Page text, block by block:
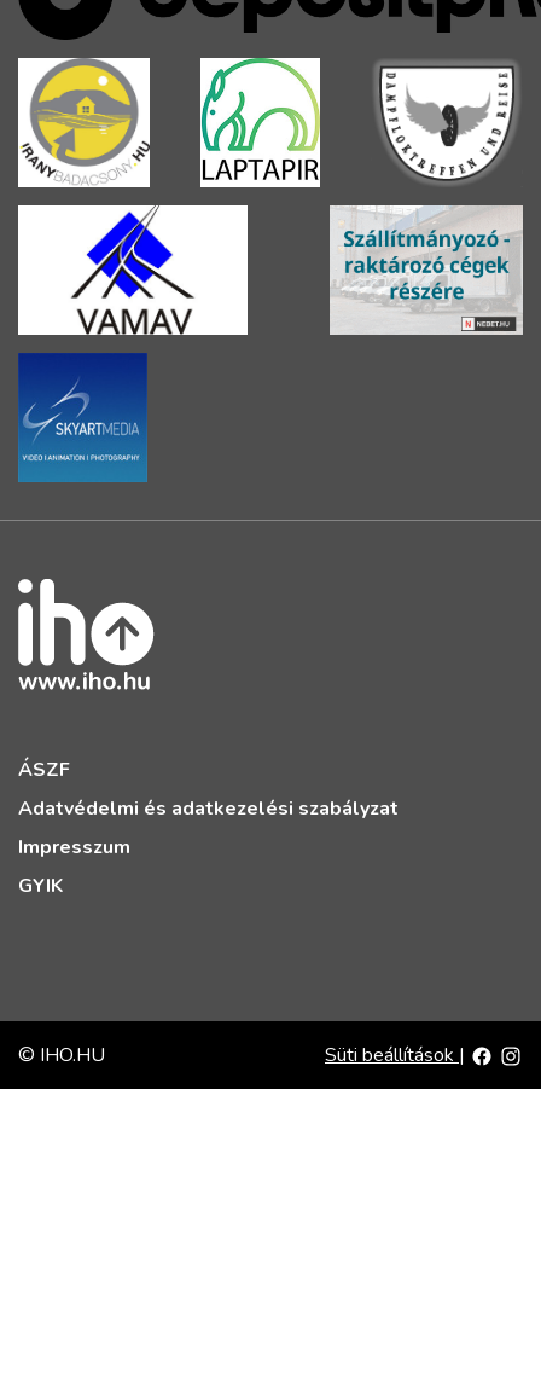
ÁSZF
Adatvédelmi és adatkezelési szabályzat
Impresszum
GYIK
© IHO.HU Süti beállítások |